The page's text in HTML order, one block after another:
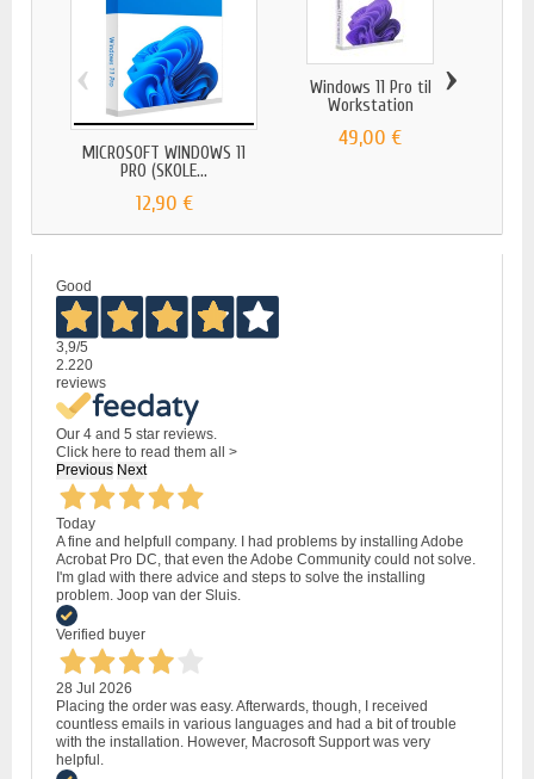
MICROSOFT WINDOWS 11
PRO (SKOLE...
12,90 €
Windows 11 Pro til
Workstation
49,00 €
‹ ›
Good
3,9/5
2.220
reviews
Our 4 and 5 star reviews.
Click here to read them all >
Previous Next
Today
A fine and helpfull company. I had problems by installing Adobe
Acrobat Pro DC, that even the Adobe Community could not solve.
I'm glad with there advice and steps to solve the installing
problem. Joop van der Sluis.
Verified buyer
28 Jul 2026
Placing the order was easy. Afterwards, though, I received
countless emails in various languages and had a bit of trouble
with the installation. However, Macrosoft Support was very
helpful.